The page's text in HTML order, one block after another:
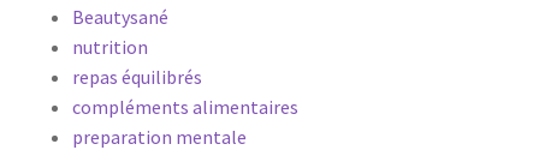
Beautysané
nutrition
repas équilibrés
compléments alimentaires
preparation mentale